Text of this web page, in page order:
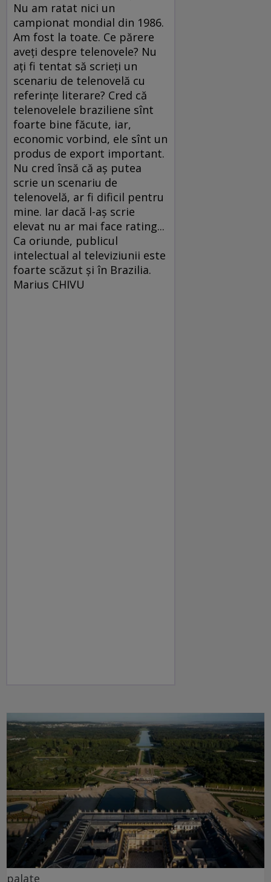
Nu am ratat nici un
campionat mondial din 1986.
Am fost la toate. Ce părere
aveţi despre telenovele? Nu
aţi fi tentat să scrieţi un
scenariu de telenovelă cu
referinţe literare? Cred că
telenovelele braziliene sînt
foarte bine făcute, iar,
economic vorbind, ele sînt un
produs de export important.
Nu cred însă că aş putea
scrie un scenariu de
telenovelă, ar fi dificil pentru
mine. Iar dacă l-aş scrie
elevat nu ar mai face rating...
Ca oriunde, publicul
intelectual al televiziunii este
foarte scăzut şi în Brazilia.
Marius CHIVU
palate